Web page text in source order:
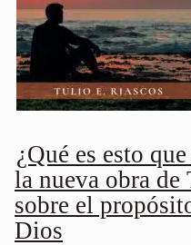
¿Qué es esto
la nueva obra
sobre el
Dios